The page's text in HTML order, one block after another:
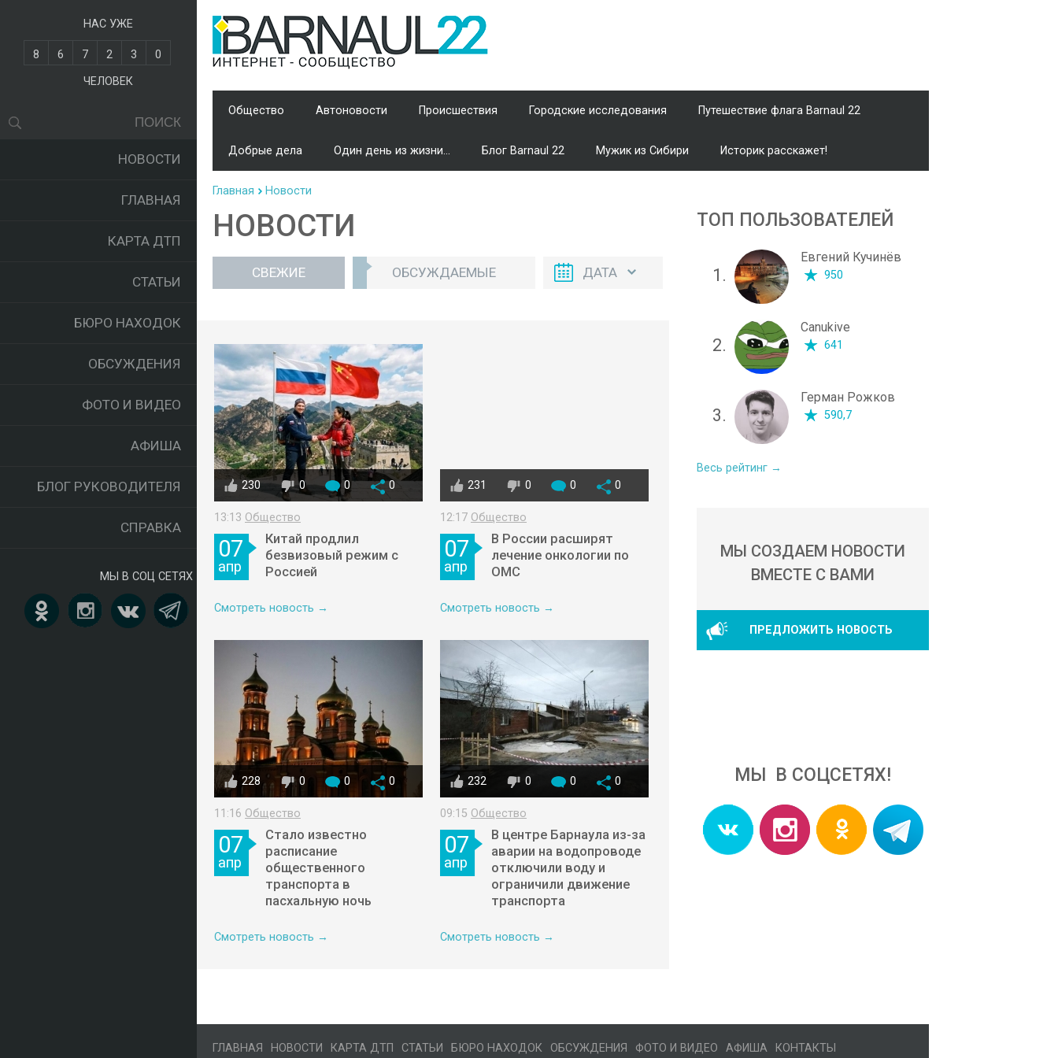
НАС УЖЕ
8 6 7 2 3
0
ЧЕЛОВЕК
НОВОСТИ
ГЛАВНАЯ
КАРТА ДТП
СТАТЬИ
БЮРО НАХОДОК
ОБСУЖДЕНИЯ
ФОТО И ВИДЕО
АФИША
БЛОГ РУКОВОДИТЕЛЯ
СПРАВКА
МЫ В СОЦ СЕТЯХ
Общество Автоновости Происшествия Городские исследования Путешествие флага Barnaul 22
Добрые дела Один день из жизни... Блог Barnaul 22 Мужик из Сибири Историк расскажет!
Главная Новости
НОВОСТИ
СВЕЖИЕ ОБСУЖДАЕМЫЕ ДАТА
230 0 0 0
13:13 Общество
07
апр
Китай продлил
безвизовый режим с
Россией
Смотреть новость →
231 0 0 0
12:17 Общество
07
апр
В России расширят
лечение онкологии по
ОМС
Смотреть новость →
228 0 0 0
11:16 Общество
07
апр
Стало известно
расписание
общественного
транспорта в
пасхальную ночь
Смотреть новость →
232 0 0 0
09:15 Общество
07
апр
В центре Барнаула из-за
аварии на водопроводе
отключили воду и
ограничили движение
транспорта
Смотреть новость →
ТОП ПОЛЬЗОВАТЕЛЕЙ
1.
Евгений Кучинёв
950
2.
Canukive
641
3.
Герман Рожков
590,7
Весь рейтинг →
МЫ СОЗДАЕМ НОВОСТИ
ВМЕСТЕ С ВАМИ
ПРЕДЛОЖИТЬ НОВОСТЬ
МЫ В СОЦСЕТЯХ!
ГЛАВНАЯ НОВОСТИ КАРТА ДТП СТАТЬИ БЮРО НАХОДОК ОБСУЖДЕНИЯ ФОТО И ВИДЕО АФИША КОНТАКТЫ